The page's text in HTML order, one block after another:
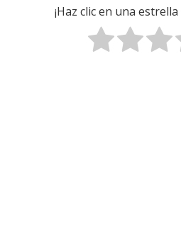
¡Haz clic en una